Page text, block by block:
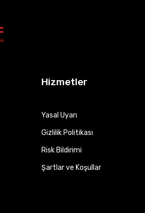
Hizmetler
Yasal Uyarı
Gizlilik Politikası
Risk Bildirimi
Şartlar ve Koşullar